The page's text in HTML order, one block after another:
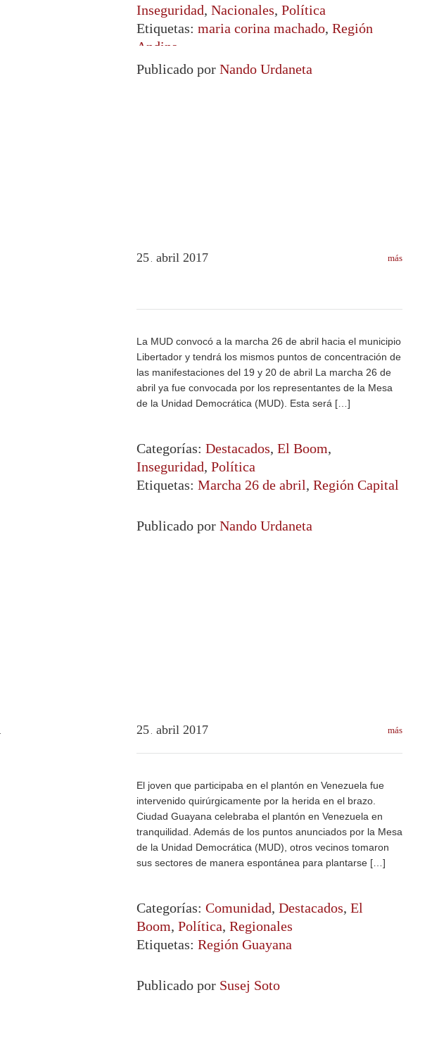
Inseguridad, Nacionales, Política
Etiquetas: maria corina machado, Región
Andina
Publicado por Nando Urdaneta
25 abril 2017
La MUD convocó a la marcha 26 de abril hacia el municipio
Libertador y tendrá los mismos puntos de concentración de
las manifestaciones del 19 y 20 de abril La marcha 26 de
abril ya fue convocada por los representantes de la Mesa
de la Unidad Democrática (MUD). Esta será […]
más
Categorías: Destacados, El Boom,
Inseguridad, Política
Etiquetas: Marcha 26 de abril, Región Capital
Publicado por Nando Urdaneta
25 abril 2017
El joven que participaba en el plantón en Venezuela fue
intervenido quirúrgicamente por la herida en el brazo.
Ciudad Guayana celebraba el plantón en Venezuela en
tranquilidad. Además de los puntos anunciados por la Mesa
de la Unidad Democrática (MUD), otros vecinos tomaron
sus sectores de manera espontánea para plantarse […]
más
Categorías: Comunidad, Destacados, El
Boom, Política, Regionales
Etiquetas: Región Guayana
Publicado por Susej Soto